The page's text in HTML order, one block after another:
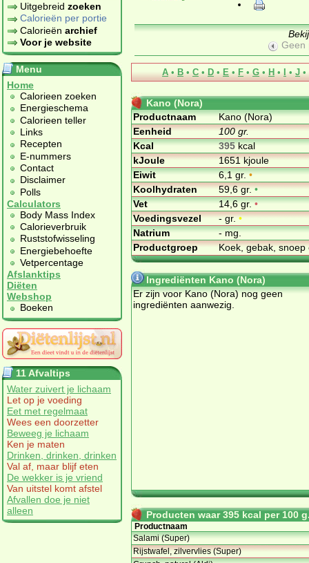
Uitgebreid zoeken
Calorieën per portie
Calorieën archief
Voor je website
Menu
Home
Calorieen zoeken
Energieschema
Calorieen teller
Links
Recepten
E-nummers
Contact
Disclaimer
Polls
Calculators
Body Mass Index
Calorieverbruik
Ruststofwisseling
Energiebehoefte
Vetpercentage
Afslanktips
Diëten
Webshop
Boeken
11 Afvaltips
Water zuivert je lichaam
Let op je voeding
Eet met regelmaat
Wees een doorzetter
Beweeg je lichaam
Ken je maten
Drinken, drinken, drinken
Val af, maar blijf eten
De wekker is je vriend
Van uitstel komt afstel
Afvallen doe je niet
alleen
Geen
A • B • C • D • E • F • G • H • I • J •
Kano (Nora)
Productnaam
Kano (Nora)
Eenheid
100 gr.
Kcal
395kcal
kJoule
1651 kjoule
Eiwit
6,1 gr.•
Koolhydraten
59,6 gr.•
Vet
14,6 gr.•
Voedingsvezel
- gr.•
Natrium
- mg.
Productgroep
Koek, gebak,
Ingrediënten Kano (Nora)
Er zijn voor Kano (Nora) nog geen
ingrediënten aanwezig.
Producten waar 395 kcal per 100
Productnaam
Salami (Super)
Rijstwafel, zilvervlies (Super)